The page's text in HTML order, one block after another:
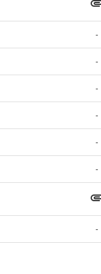
-
-
-
-
-
-
-